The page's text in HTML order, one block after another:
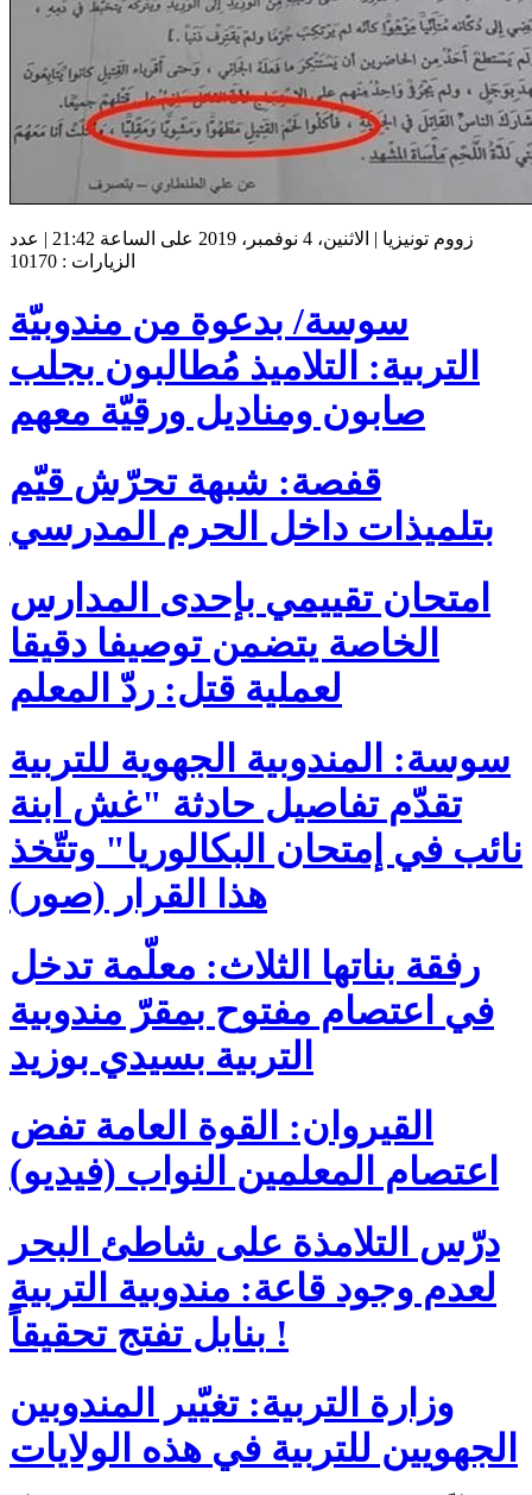
زووم تونيزيا | الاثنين، 4 نوفمبر، 2019 على الساعة 21:42 | عدد
الزيارات : 10170
سوسة/ بدعوة من مندوبيّة
التربية: التلاميذ مُطالبون بجلب
صابون ومناديل ورقيّة معهم
قفصة: شبهة تحرّش قيّم
بتلميذات داخل الحرم المدرسي
امتحان تقييمي بإحدى المدارس
الخاصة يتضمن توصيفا دقيقا
لعملية قتل: ردّ المعلم
سوسة: المندوبية الجهوية للتربية
تقدّم تفاصيل حادثة "غش ابنة
نائب في إمتحان البكالوريا" وتتّخذ
هذا القرار (صور)
رفقة بناتها الثلاث: معلّمة تدخل
في اعتصام مفتوح بمقرّ مندوبية
التربية بسيدي بوزيد
القيروان: القوة العامة تفض
اعتصام المعلمين النواب (فيديو)
درّس التلامذة على شاطئ البحر
لعدم وجود قاعة: مندوبية التربية
بنابل تفتج تحقيقاً !
وزارة التربية: تغيّير المندوبين
الجهويين للتربية في هذه الولايات